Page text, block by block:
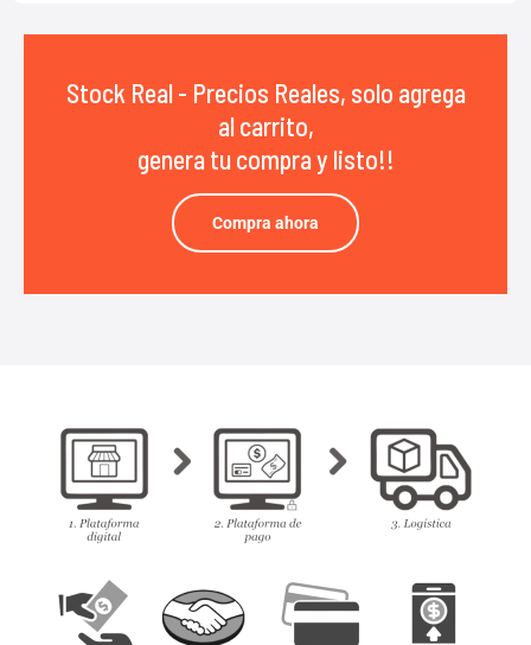
Stock Real - Precios Reales, solo agrega
al carrito,
genera tu compra y listo!!
Compra ahora